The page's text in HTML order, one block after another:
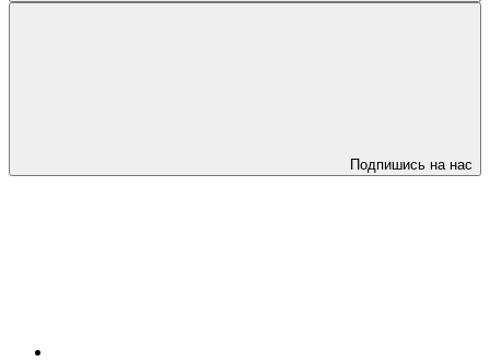
Подпишись на нас